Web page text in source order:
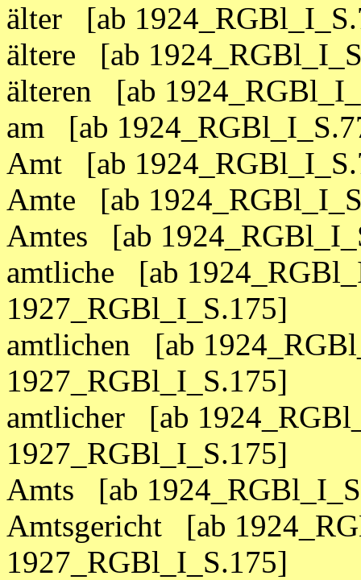
älter [ab
ältere [ab
älteren [ab
am [ab
Amt [ab
Amte [ab
Amtes [ab
amtliche [ab
1927_RGBl_I_S.175]
amtlichen [ab
1927_RGBl_I_S.175]
amtlicher [ab
1927_RGBl_I_S.175]
Amts [ab
Amtsgericht [ab
1927_RGBl_I_S.175]